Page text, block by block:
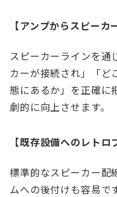
【アンプからスピーカ
スピーカーラインを通
カーが接続され」「ど
態にあるか」を正確に
劇的に向上させます。
【既存設備へのレトロ
標準的なスピーカー配
ムへの後付けも容易で